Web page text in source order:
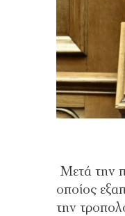
Μετά την
οποίος
την